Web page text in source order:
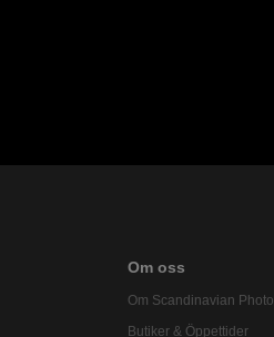
Om oss
Om Scandinavian Photo
Butiker & Öppettider